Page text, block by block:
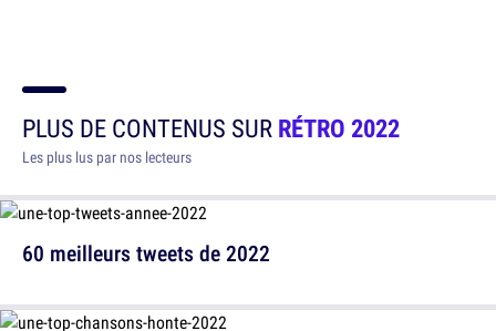
PLUS DE CONTENUS SURRÉTRO 2022
Les plus lus par nos lecteurs
60 meilleurs tweets de 2022